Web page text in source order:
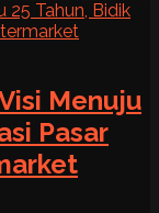
Menuju
Pasar